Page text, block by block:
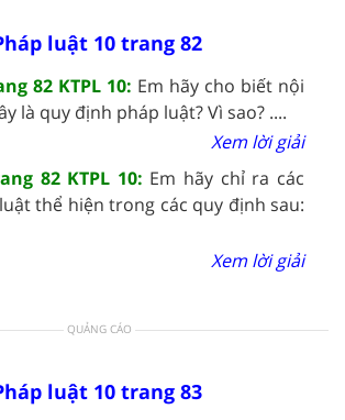
luật 10 trang 82
82 KTPL 10: Em hãy cho biết nội
là quy định pháp luật? Vì sao? ....
Xem lời giải
82 KTPL 10: Em hãy chỉ ra các
thể hiện trong các quy định sau:
Xem lời giải
QUẢNG CÁO
luật 10 trang 83